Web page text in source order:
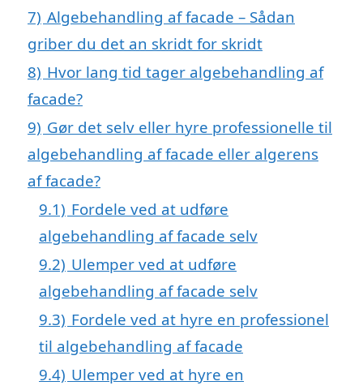
7) Algebehandling af facade – Sådan
griber du det an skridt for skridt
8) Hvor lang tid tager algebehandling af
facade?
9) Gør det selv eller hyre professionelle til
algebehandling af facade eller algerens
af facade?
9.1) Fordele ved at udføre
algebehandling af facade selv
9.2) Ulemper ved at udføre
algebehandling af facade selv
9.3) Fordele ved at hyre en professionel
til algebehandling af facade
9.4) Ulemper ved at hyre en